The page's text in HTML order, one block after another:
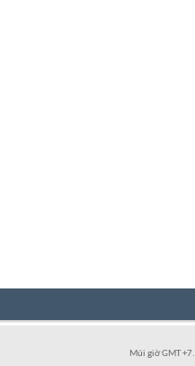
Múi giờ GMT